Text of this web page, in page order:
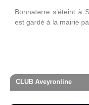
Bonnaterre s’éteint à
est gardé à la mairie
CLUB Aveyronline